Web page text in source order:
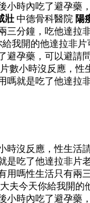
時內吃了避孕
壯 中德骨科醫院 陽
分鐘，吃他達
我開的他達拉非
孕藥，可以避
小時沒反應，
就是吃了他達拉
沒反應，性生
吃了他達拉非
嗎性生活只有
今天你給我開
時內吃了避孕